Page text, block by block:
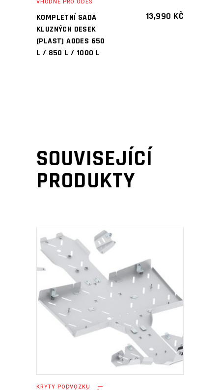
KOMPLETNÍ SADA
KLUZNÝCH DESEK
(PLAST) AODES 650
L / 850 L / 1000 L
13,990 KČ
SOUVISEJÍCÍ
PRODUKTY
PŘIDAT DO KOŠÍKU
KRYTY PODVOZKU